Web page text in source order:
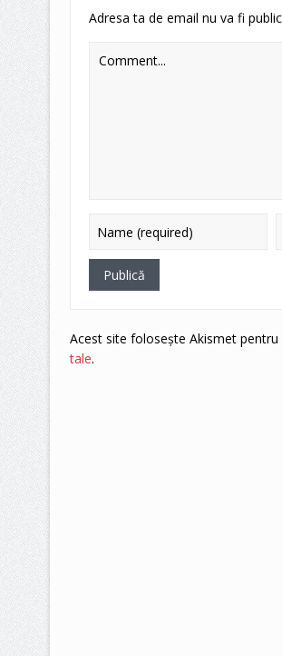
Adresa ta de email nu va fi
Acest site folosește Akismet pentru
tale.